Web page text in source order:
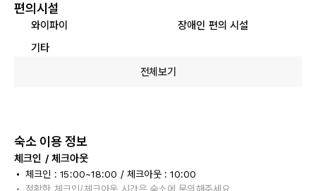
편의시설
와이파이
장애인 편의 시설
기타
전체보기
숙소 이용 정보
체크인 / 체크아웃
체크인 : 15:00~18:00 / 체크아웃 : 10:00